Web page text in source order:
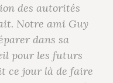
des autorités
Notre ami Guy
dans sa
pour les futurs
ce jour là de faire